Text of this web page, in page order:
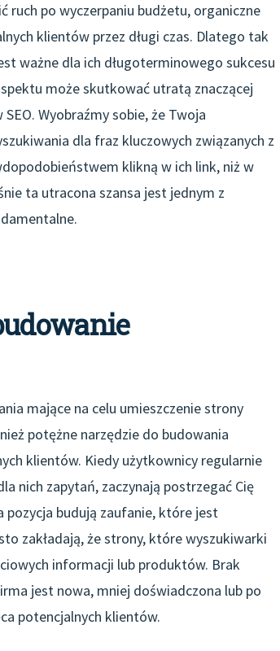
ruch po wyczerpaniu budżetu, organiczne
klientów przez długi czas. Dlatego tak
ważne dla ich długoterminowego sukcesu
może skutkować utratą znaczącej
Wyobraźmy sobie, że Twoja
dla fraz kluczowych związanych z
klikną w ich link, niż w
ta utracona szansa jest jednym z
mające na celu umieszczenie strony
potężne narzędzie do budowania
klientów. Kiedy użytkownicy regularnie
nich zapytań, zaczynają postrzegać Cię
budują zaufanie, które jest
zakładają, że strony, które wyszukiwarki
informacji lub produktów. Brak
jest nowa, mniej doświadczona lub po
potencjalnych klientów.